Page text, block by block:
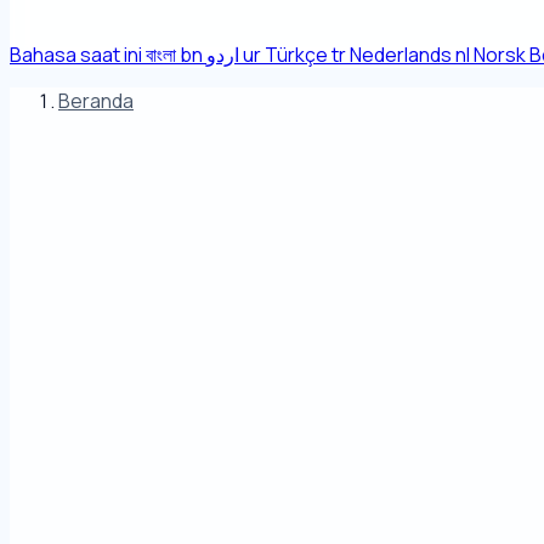
Bahasa saat iniবাংলাbn اردوurTürkçetrNederlandsnlNorsk
Beranda